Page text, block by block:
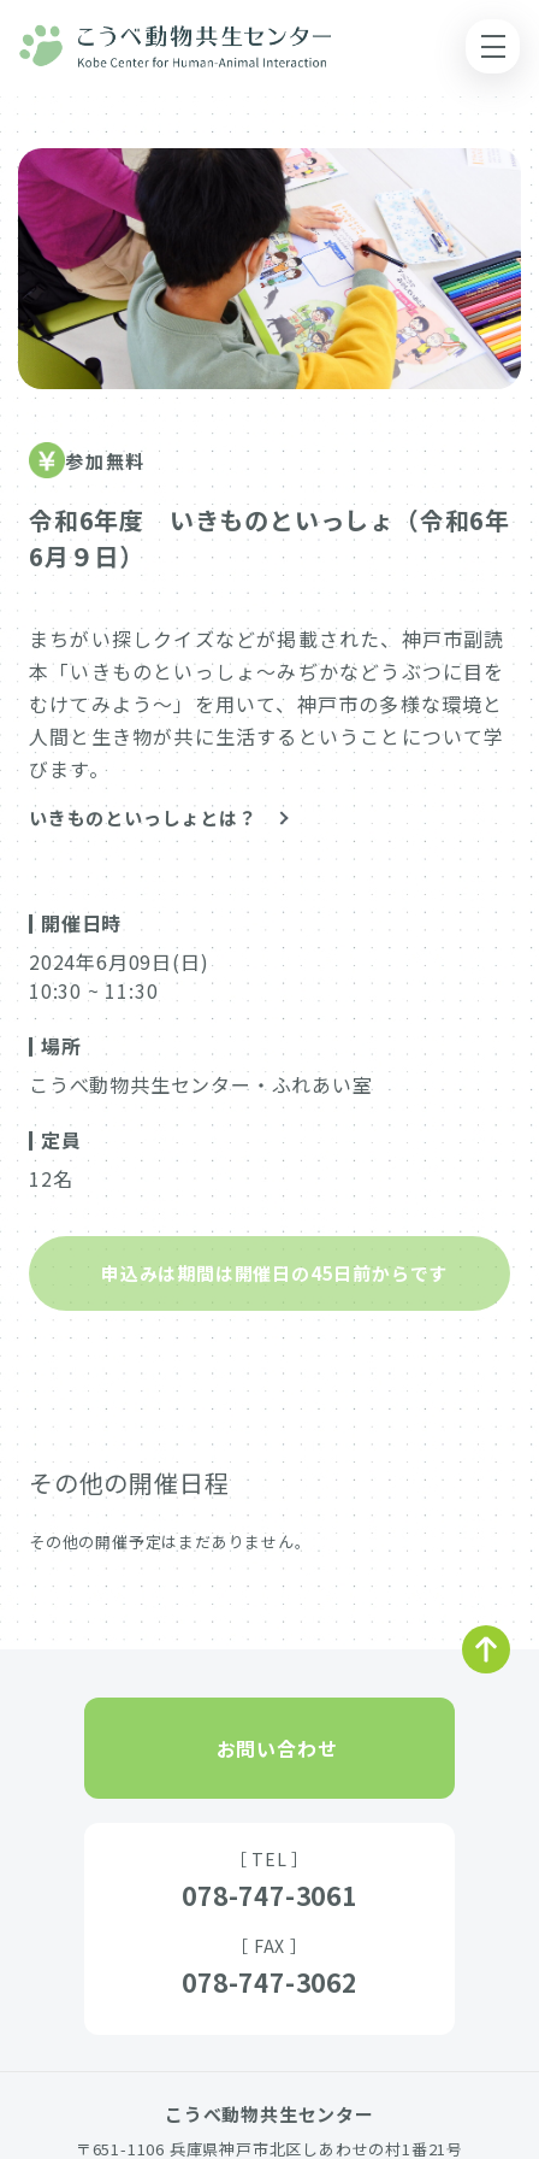
参加無料
令和6年度 いきものといっしょ（令和6年
6月９日）
まちがい探しクイズなどが掲載された、神戸市副読
本「いきものといっしょ～みぢかなどうぶつに目を
むけてみよう～」を用いて、神戸市の多様な環境と
人間と生き物が共に生活するということについて学
びます。
いきものといっしょとは？
開催日時
2024年6月09日(日)
10:30 ~ 11:30
場所
こうべ動物共生センター・ふれあい室
定員
12名
申込みは期間は開催日の45日前からです
その他の開催日程
その他の開催予定はまだありません。
お問い合わせ
［ TEL ］
078-747-3061
［ FAX ］
078-747-3062
こうべ動物共生センター
〒651-1106 兵庫県神戸市北区しあわせの村1番21号